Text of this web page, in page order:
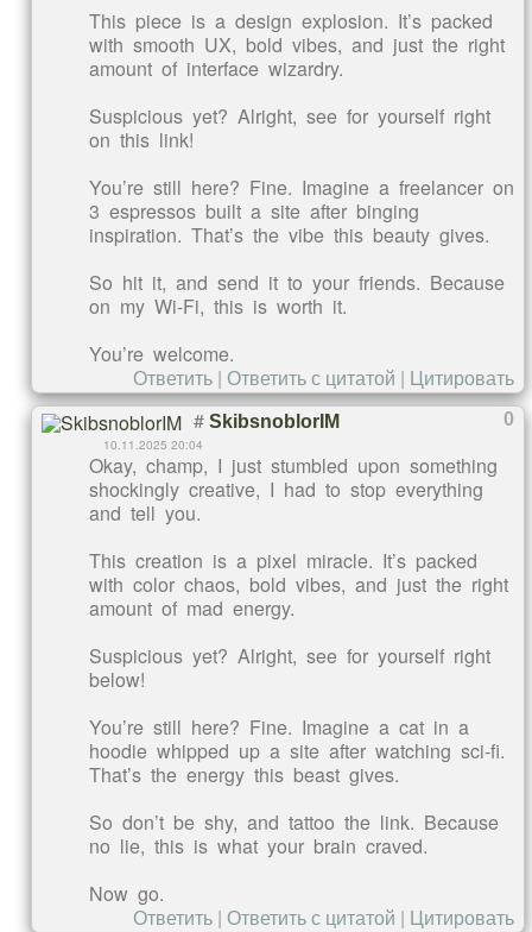
This piece is a design explosion. It’s packed
with smooth UX, bold vibes, and just the right
amount of interface wizardry.
Suspicious yet? Alright, see for yourself right
on this link!
You’re still here? Fine. Imagine a freelancer on
3 espressos built a site after binging
inspiration. That’s the vibe this beauty gives.
So hit it, and send it to your friends. Because
on my Wi-Fi, this is worth it.
You’re welcome.
Ответить | Ответить с цитатой | Цитировать
0
# SkibsnoblorIM
10.11.2025 20:04
Okay, champ, I just stumbled upon something
shockingly creative, I had to stop everything
and tell you.
This creation is a pixel miracle. It’s packed
with color chaos, bold vibes, and just the right
amount of mad energy.
Suspicious yet? Alright, see for yourself right
below!
You’re still here? Fine. Imagine a cat in a
hoodie whipped up a site after watching sci-fi.
That’s the energy this beast gives.
So don’t be shy, and tattoo the link. Because
no lie, this is what your brain craved.
Now go.
Ответить | Ответить с цитатой | Цитировать